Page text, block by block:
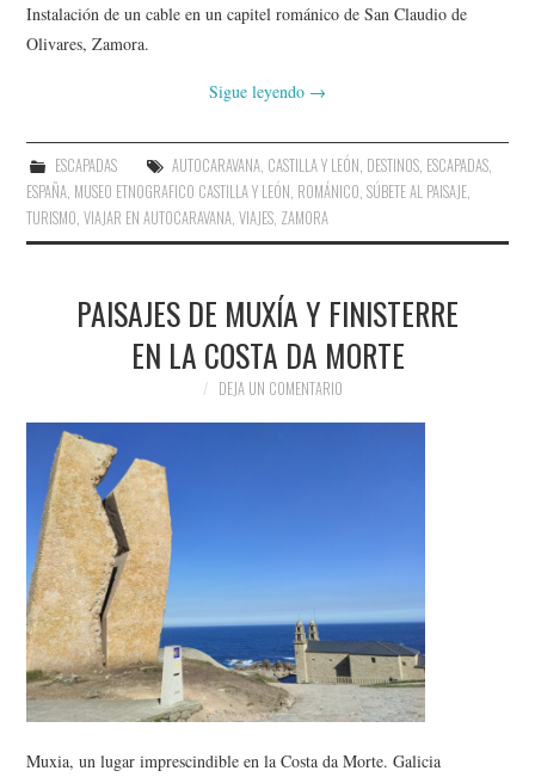
Instalación de un cable en un capitel románico de San Claudio de
Olivares, Zamora.
Sigue leyendo →
ESCAPADAS AUTOCARAVANA, CASTILLA Y LEÓN, DESTINOS, ESCAPADAS,
ESPAÑA, MUSEO ETNOGRAFICO CASTILLA Y LEÓN, ROMÁNICO,SÚBETE AL PAISAJE,
TURISMO,VIAJAR EN AUTOCARAVANA,VIAJES, ZAMORA
PAISAJES DE MUXÍA Y FINISTERRE
EN LA COSTA DA MORTE
DEJA UN COMENTARIO
Muxia, un lugar imprescindible en la Costa da Morte. Galicia